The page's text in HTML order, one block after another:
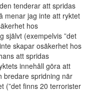
tenderar att spridas
menar jag inte att ryktet
hos
självt (exempelvis ”det
skapar osäkerhet hos
att spridas
innehåll göra att
bredare spridning när
(”det finns 20 terrorister